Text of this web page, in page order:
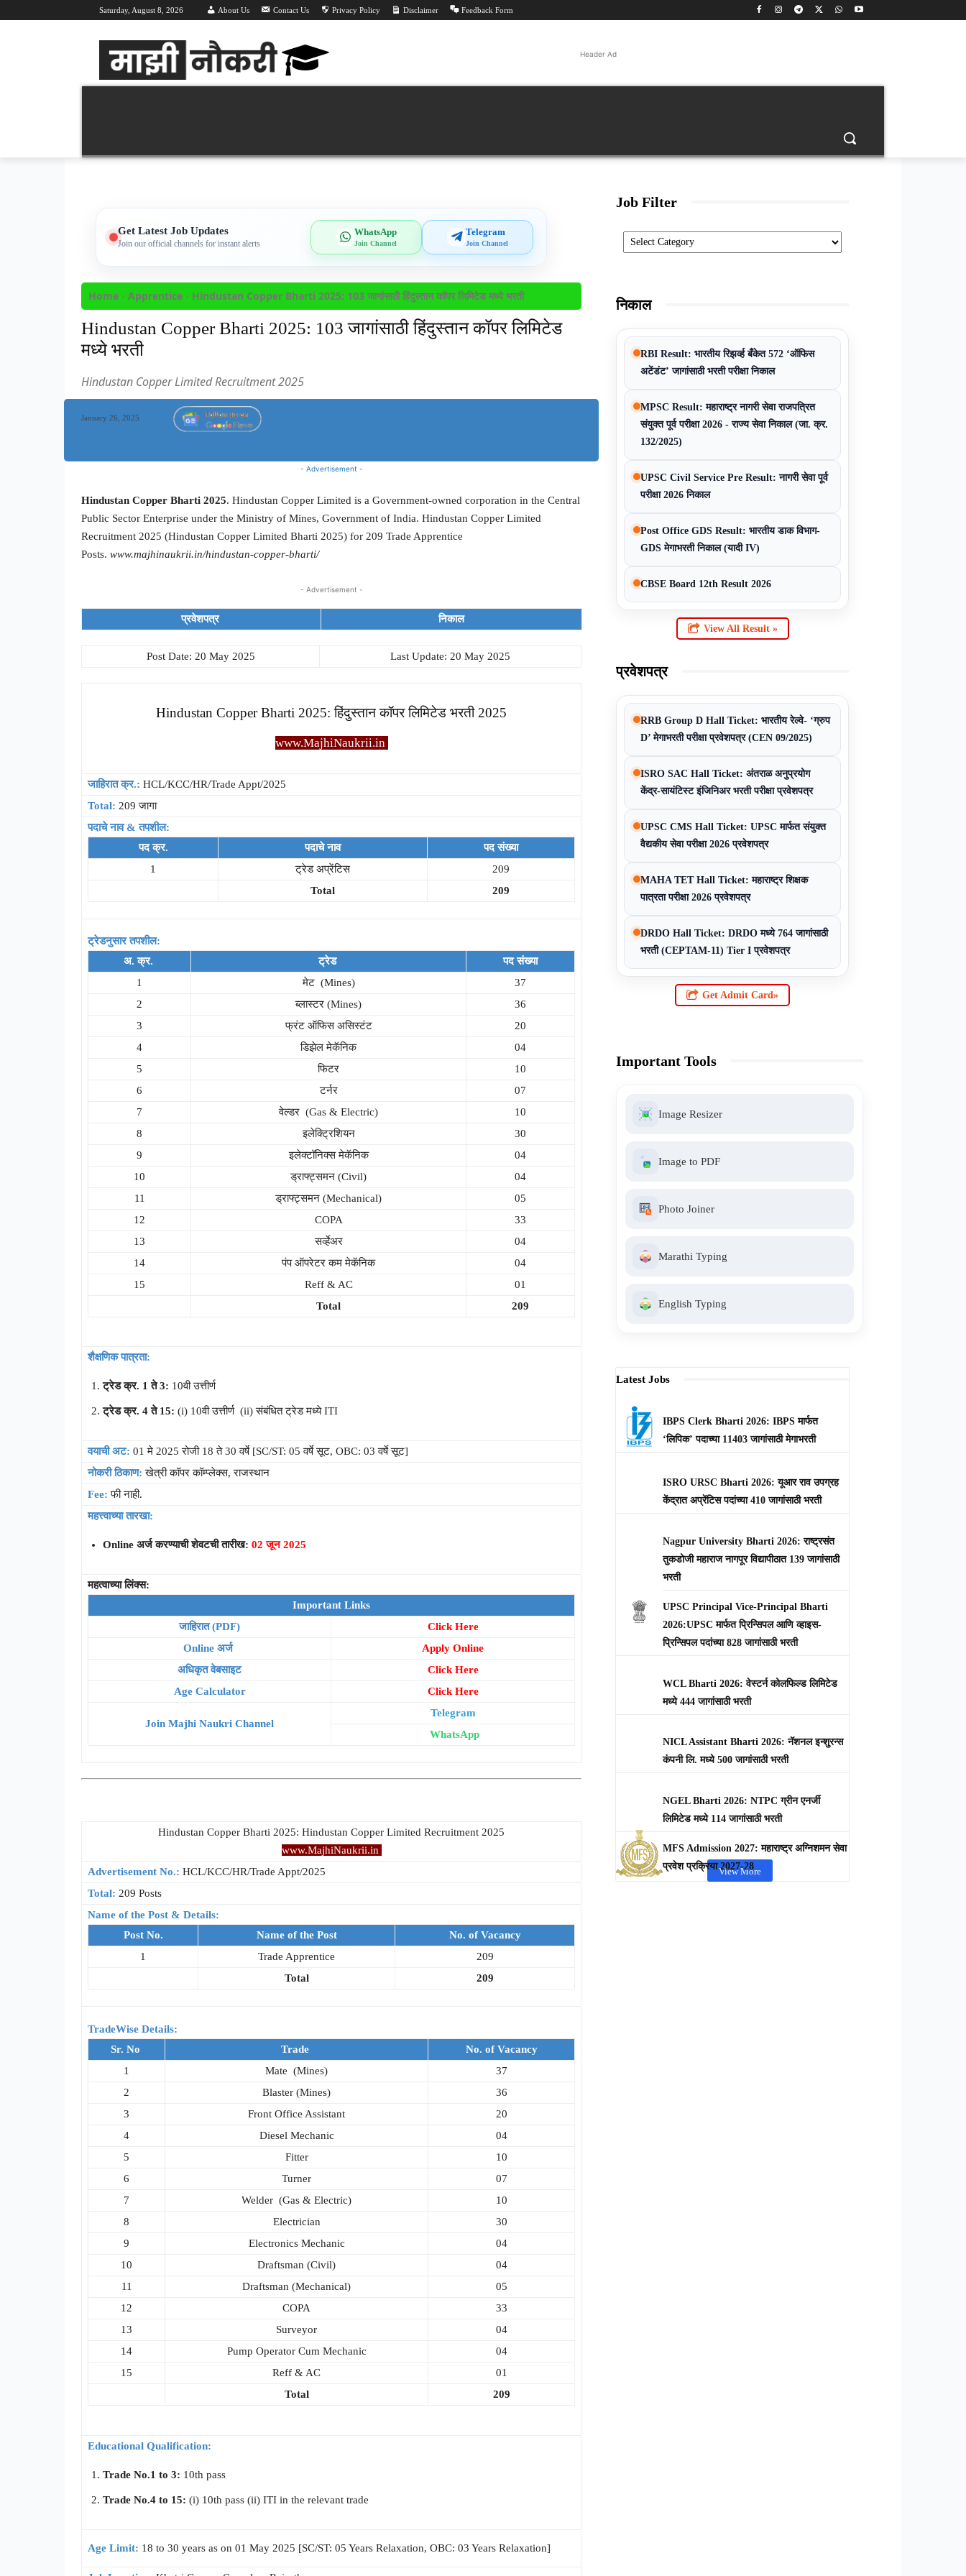
Saturday, August 8, 2026 About Us Contact Us Privacy Policy Disclaimer Feedback Form
Header Ad
Get Latest Job Updates
Join our official channels for instant alerts
WhatsApp
Join Channel
Telegram
Join Channel
Home Apprentice Hindustan Copper Bharti 2025: 103 जागांसाठी हिंदुस्तान कॉपर लिमिटेड मध्ये भरती
Hindustan Copper Bharti 2025: 103 जागांसाठी हिंदुस्तान कॉपर लिमिटेड
मध्ये भरती
Hindustan Copper Limited Recruitment 2025
January 26, 2025
- Advertisement -
Hindustan Copper Bharti 2025. Hindustan Copper Limited is a Government-owned corporation in the Central
Public Sector Enterprise under the Ministry of Mines, Government of India. Hindustan Copper Limited
Recruitment 2025 (Hindustan Copper Limited Bharti 2025) for 209 Trade Apprentice
Posts. www.majhinaukrii.in/hindustan-copper-bharti/
- Advertisement -
प्रवेशपत्र निकाल
Post Date: 20 May 2025 Last Update: 20 May 2025
Hindustan Copper Bharti 2025: हिंदुस्तान कॉपर लिमिटेड भरती 2025
www.MajhiNaukrii.in
जाहिरात क्र.: HCL/KCC/HR/Trade Appt/2025
Total: 209 जागा
पदाचे नाव & तपशील:
पद क्र.
पदाचे नाव
पद संख्या
1
ट्रेड अप्रेंटिस
209
Total
209
ट्रेडनुसार तपशील:
अ. क्र.
ट्रेड
पद संख्या
1
मेट (Mines)
37
2
ब्लास्टर (Mines)
36
3
फ्रंट ऑफिस असिस्टंट
20
4
डिझेल मेकॅनिक
04
5
फिटर
10
6
टर्नर
07
7
वेल्डर (Gas & Electric)
10
8
इलेक्ट्रिशियन
30
9
इलेक्टॉनिक्स मेकॅनिक
04
10
ड्राफ्ट्समन (Civil)
04
11
ड्राफ्ट्समन (Mechanical)
05
12
COPA
33
13
सर्व्हेअर
04
14
पंप ऑपरेटर कम मेकॅनिक
04
15
Reff & AC
01
Total
209
शैक्षणिक पात्रता:
ट्रेड क्र. 1 ते 3: 10वी उत्तीर्ण
ट्रेड क्र. 4 ते 15: (i) 10वी उत्तीर्ण (ii) संबंधित ट्रेड मध्ये ITI
वयाची अट: 01 मे 2025 रोजी 18 ते 30 वर्षे [SC/ST: 05 वर्षे सूट, OBC: 03 वर्षे सूट]
नोकरी ठिकाण: खेत्री कॉपर कॉम्प्लेक्स, राजस्थान
Fee:फी नाही.
महत्त्वाच्या तारखा:
Online अर्ज करण्याची शेवटची तारीख: 02 जून 2025
महत्वाच्या लिंक्स:
Important Links
जाहिरात (PDF)
Click Here
Online अर्ज
Apply Online
अधिकृत वेबसाइट
Click Here
Age Calculator
Click Here
Join Majhi Naukri Channel
Telegram
WhatsApp
Hindustan Copper Bharti 2025: Hindustan Copper Limited Recruitment 2025
www.MajhiNaukrii.in
Advertisement No.: HCL/KCC/HR/Trade Appt/2025
Total: 209 Posts
Name of the Post & Details:
Post No.
Name of the Post
No. of Vacancy
1
Trade Apprentice
209
Total
209
TradeWise Details:
Sr. No
Trade
No. of Vacancy
1
Mate (Mines)
37
2
Blaster (Mines)
36
3
Front Office Assistant
20
4
Diesel Mechanic
04
5
Fitter
10
6
Turner
07
7
Welder (Gas & Electric)
10
8
Electrician
30
9
Electronics Mechanic
04
10
Draftsman (Civil)
04
11
Draftsman (Mechanical)
05
12
COPA
33
13
Surveyor
04
14
Pump Operator Cum Mechanic
04
15
Reff & AC
01
Total
209
Educational Qualification:
Trade No.1 to 3: 10th pass
Trade No.4 to 15: (i) 10th pass (ii) ITI in the relevant trade
Age Limit: 18 to 30 years as on 01 May 2025 [SC/ST: 05 Years Relaxation, OBC: 03 Years Relaxation]
Job Filter
निकाल
RBI Result: भारतीय रिझर्व्ह बँकेत 572 ‘ऑफिस
अटेंडंट’ जागांसाठी भरती परीक्षा निकाल
MPSC Result: महाराष्ट्र नागरी सेवा राजपत्रित
संयुक्त पूर्व परीक्षा 2026 - राज्य सेवा निकाल (जा. क्र.
132/2025)
UPSC Civil Service Pre Result: नागरी सेवा पूर्व
परीक्षा 2026 निकाल
Post Office GDS Result: भारतीय डाक विभाग-
GDS मेगाभरती निकाल (यादी IV)
CBSE Board 12th Result 2026
View All Result »
प्रवेशपत्र
RRB Group D Hall Ticket: भारतीय रेल्वे- ‘ग्रुप
D’ मेगाभरती परीक्षा प्रवेशपत्र (CEN 09/2025)
ISRO SAC Hall Ticket: अंतराळ अनुप्रयोग
केंद्र-सायंटिस्ट इंजिनिअर भरती परीक्षा प्रवेशपत्र
UPSC CMS Hall Ticket: UPSC मार्फत संयुक्त
वैद्यकीय सेवा परीक्षा 2026 प्रवेशपत्र
MAHA TET Hall Ticket: महाराष्ट्र शिक्षक
पात्रता परीक्षा 2026 प्रवेशपत्र
DRDO Hall Ticket: DRDO मध्ये 764 जागांसाठी
भरती (CEPTAM-11) Tier I प्रवेशपत्र
Get Admit Card»
Important Tools
Image Resizer
Image to PDF
Photo Joiner
Marathi Typing
English Typing
Latest Jobs
IBPS Clerk Bharti 2026: IBPS मार्फत
‘लिपिक’ पदाच्या 11403 जागांसाठी मेगाभरती
ISRO URSC Bharti 2026: यूआर राव उपग्रह
केंद्रात अप्रेंटिस पदांच्या 410 जागांसाठी भरती
Nagpur University Bharti 2026: राष्ट्रसंत
तुकडोजी महाराज नागपूर विद्यापीठात 139 जागांसाठी
भरती
UPSC Principal Vice-Principal Bharti
2026:UPSC मार्फत प्रिन्सिपल आणि व्हाइस-
प्रिन्सिपल पदांच्या 828 जागांसाठी भरती
WCL Bharti 2026: वेस्टर्न कोलफिल्ड लिमिटेड
मध्ये 444 जागांसाठी भरती
NICL Assistant Bharti 2026: नॅशनल इन्शुरन्स
कंपनी लि. मध्ये 500 जागांसाठी भरती
NGEL Bharti 2026: NTPC ग्रीन एनर्जी
लिमिटेड मध्ये 114 जागांसाठी भरती
MFS Admission 2027: महाराष्ट्र अग्निशमन सेवा
प्रवेश प्रक्रिया 2027-28
View More